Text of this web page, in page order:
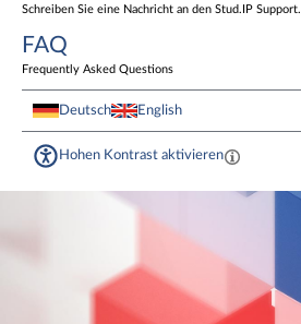
Schreiben Sie eine Nachricht an den Stud.IP Support.
FAQ
Frequently Asked Questions
Deutsch English
Hohen Kontrast aktivieren